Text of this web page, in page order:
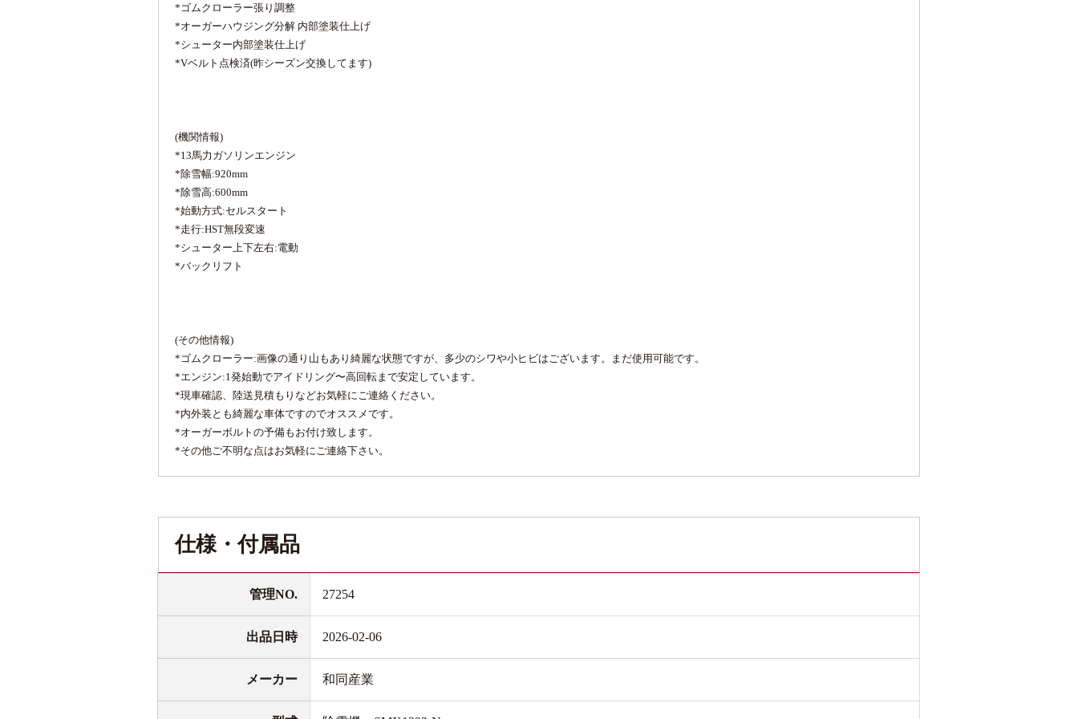
*ゴムクローラー張り調整
*オーガーハウジング分解 内部塗装仕上げ
*シューター内部塗装仕上げ
*Vベルト点検済(昨シーズン交換してます)
(機関情報)
*13馬力ガソリンエンジン
*除雪幅:920mm
*除雪高:600mm
*始動方式:セルスタート
*走行:HST無段変速
*シューター上下左右:電動
*バックリフト
(その他情報)
*ゴムクローラー:画像の通り山もあり綺麗な状態ですが、多少のシワや小ヒビはございます。まだ使用可能です。
*エンジン:1発始動でアイドリング〜高回転まで安定しています。
*現車確認、陸送見積もりなどお気軽にご連絡ください。
*内外装とも綺麗な車体ですのでオススメです。
*オーガーボルトの予備もお付け致します。
*その他ご不明な点はお気軽にご連絡下さい。
仕様・付属品
管理NO. 27254
出品日時 2026-02-06
メーカー 和同産業